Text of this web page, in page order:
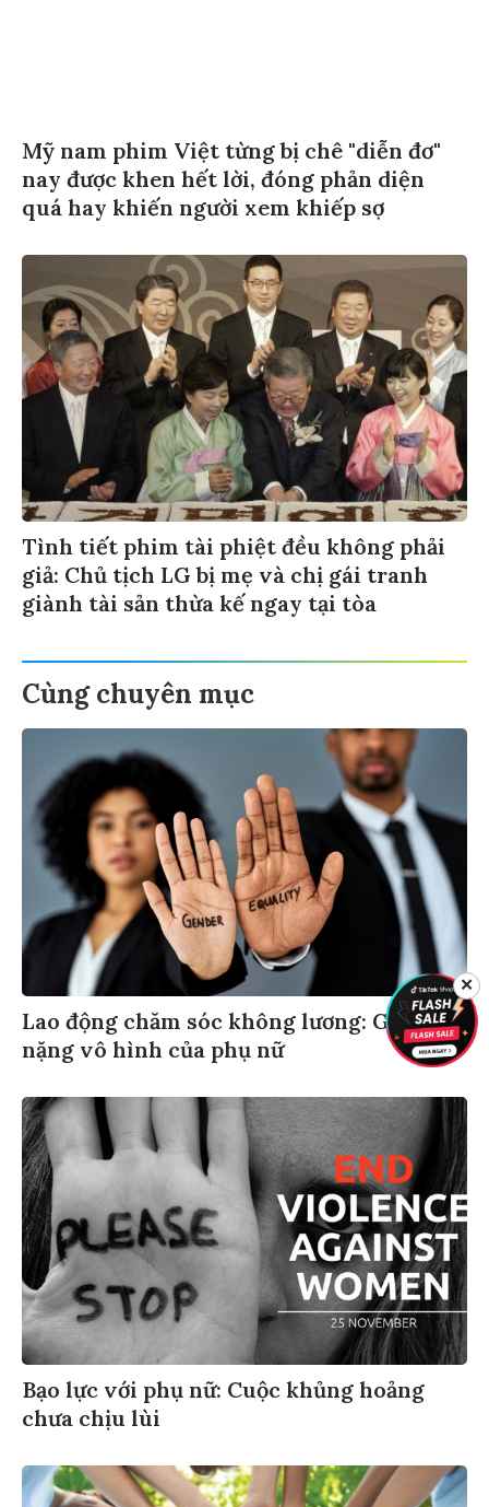
Mỹ nam phim Việt từng bị chê "diễn đơ"
nay được khen hết lời, đóng phản diện
quá hay khiến người xem khiếp sợ
Tình tiết phim tài phiệt đều không phải
giả: Chủ tịch LG bị mẹ và chị gái tranh
giành tài sản thừa kế ngay tại tòa
Cùng chuyên mục
Lao động chăm sóc không lương: Gánh
nặng vô hình của phụ nữ
Bạo lực với phụ nữ: Cuộc khủng hoảng
chưa chịu lùi
✕